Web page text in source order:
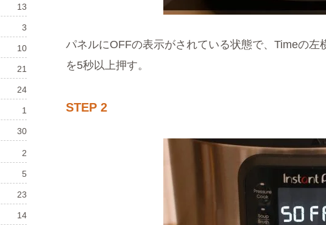
パネルにOFFの表示がされている状態で、Timeの
を5秒以上押す。
STEP 2
13
3
10
21
24
1
30
2
5
23
14